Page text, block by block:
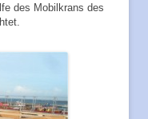
des Mobilkrans des